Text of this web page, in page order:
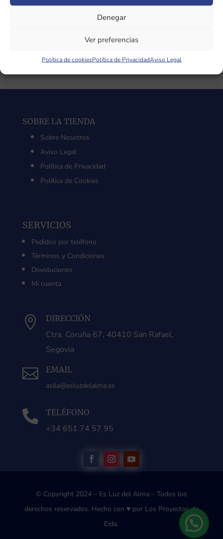
Denegar
Ver preferencias
Política de cookiesPolítica de PrivacidadAviso Legal
la TIERRA 136,10 Hz CON pesas
SOBRE LA TIENDA
Sobre Nosotros
Aviso Legal
Política de Privacidad
Política de Cookies
SERVICIOS
Pedidos por teléfono
Términos y Condiciones
Devoluciones
Mi cuenta
 DIRECCIÓN
Ctra. Coruña 67, 40410 San Rafael,
Segovia
 EMAIL
asila@esluzdelalma.es
 TELÉFONO
+34 651 74 57 95
© Copyright 2024 – Es Luz del Alma – Todos los
derechos reservados. Hecho con ♥ por Los Proyectos de
Eida.